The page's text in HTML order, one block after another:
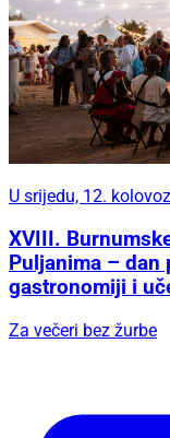
U srijedu, 12.
XVIII.
Puljanima –
gastronomiji i
Za večeri bez žurbe